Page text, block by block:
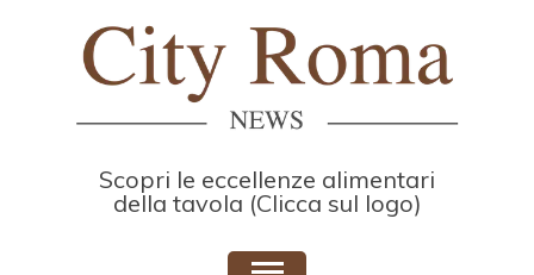
Scopri le eccellenze alimentari
della tavola (Clicca sul logo)